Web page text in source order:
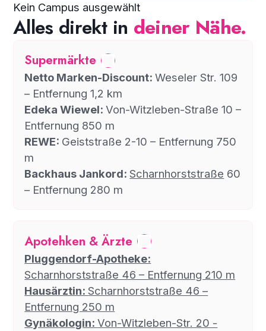
Kein Campus ausgewählt
Alles direkt in deiner Nähe.
Supermärkte
Netto Marken-Discount:Weseler Str. 109
– Entfernung 1,2 km
Edeka Wiewel:Von-Witzleben-Straße 10 –
Entfernung 850 m
REWE: Geiststraße 2-10 – Entfernung 750
m
Backhaus Jankord:Scharnhorststraße 60
– Entfernung 280 m
Apotehken & Ärzte
Pluggendorf-Apotheke:
Scharnhorststraße 46 – Entfernung 210 m
Hausärztin:Scharnhorststraße 46 –
Entfernung 250 m
Gynäkologin:Von-Witzleben-Str. 20 -